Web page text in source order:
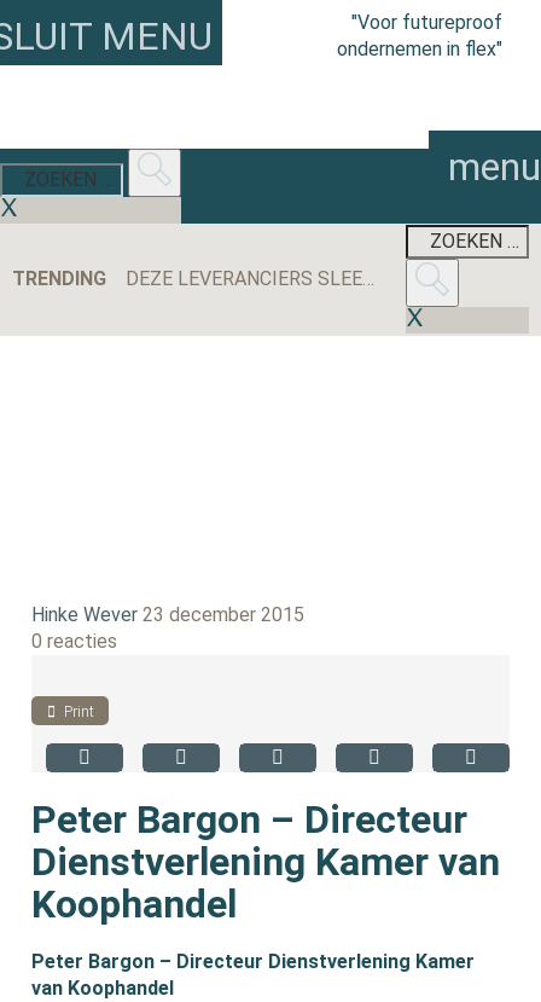
"Voor futureproof
ondernemen in flex"
MENU
menu
TRENDING DEZE LEVERANCIERS SLEEPTEN DE MEESTE AANBESTEDINGEN BINNEN IN 2025
Hinke Wever 23 december 2015
0 reacties
Print
Peter Bargon – Directeur
Dienstverlening Kamer van
Koophandel
Peter Bargon – Directeur Dienstverlening Kamer
van Koophandel